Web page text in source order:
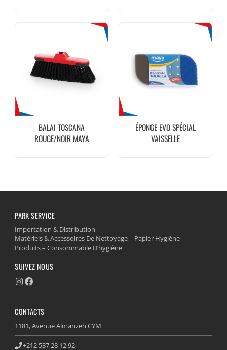
BALAI TOSCANA
ROUGE/NOIR MAYA
ÉPONGE EVO SPÉCIAL
VAISSELLE
PARK SERVICE
Importation & Distribution
Matériels & Accessoires De Nettoyage – Papier Hygiène
Produits – Consommable D’hygiène
SUIVEZ NOUS
CONTACTS
1181, Avenue Almanzeh CYM
+212 537 28 12 92